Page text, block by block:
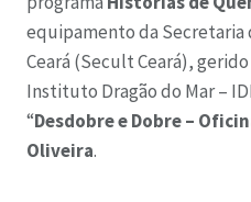
equipamento da Secretaria
Ceará (Secult Ceará),
Instituto Dragão do Mar –
“Desdobre e Dobre –
Oliveira.